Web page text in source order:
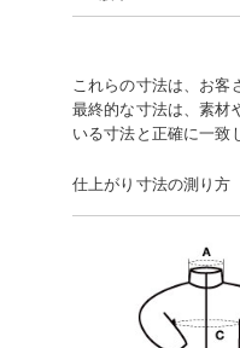
これらの寸法は、お
最終的な寸法は、素材
いる寸法と正確に一致
仕上がり寸法の測り方